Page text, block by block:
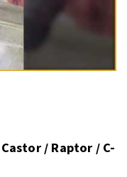
/ Raptor / C-